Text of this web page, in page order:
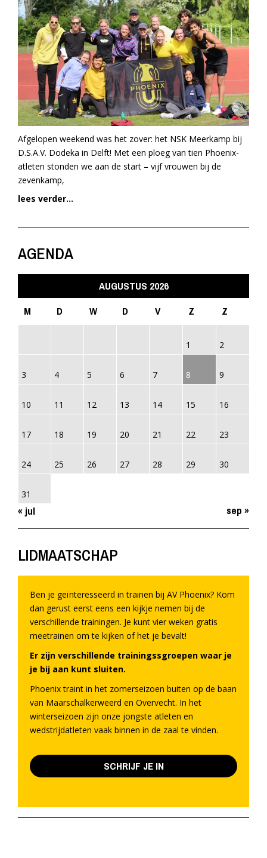
Afgelopen weekend was het zover: het NSK Meerkamp bij
D.S.A.V. Dodeka in Delft! Met een ploeg van tien Phoenix-
atleten stonden we aan de start – vijf vrouwen bij de
zevenkamp,
lees verder...
AGENDA
AUGUSTUS 2026
M
D W D V Z Z
1 2
3 4 5 6 7 8 9
10 11 12 13 14 15 16
17 18 19 20 21 22 23
24 25 26 27 28 29 30
31
« jul sep »
LIDMAATSCHAP
Ben je geïnteresseerd in trainen bij AV Phoenix? Kom
dan gerust eerst eens een kijkje nemen bij de
verschillende trainingen. Je kunt vier weken gratis
meetrainen om te kijken of het je bevalt!
Er zijn verschillende trainingssgroepen waar je
je bij aan kunt sluiten.
Phoenix traint in het zomerseizoen buiten op de baan
van Maarschalkerweerd en Overvecht. In het
winterseizoen zijn onze jongste atleten en
wedstrijdatleten vaak binnen in de zaal te vinden.
SCHRIJF JE IN